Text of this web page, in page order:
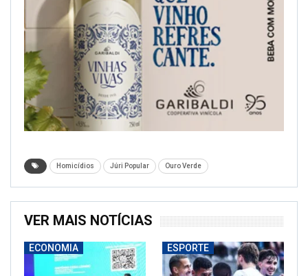
Homicídios Júri Popular Ouro Verde
VER MAIS NOTÍCIAS
ECONOMIA ESPORTE